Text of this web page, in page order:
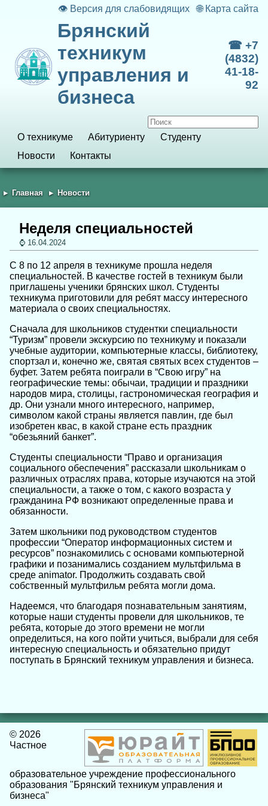
👁Версия для слабовидящих 🌐Карта сайта
Брянский
техникум
управления и
бизнеса
☎ +7
(4832)
41-18-
92
О техникуме Абитуриенту
Студенту
Новости
Контакты
Главная Новости
Неделя специальностей
16.04.2024
С 8 по 12 апреля в техникуме прошла неделя
специальностей. В качестве гостей в техникум были
приглашены ученики брянских школ. Студенты
техникума приготовили для ребят массу интересного
материала о своих специальностях.
Сначала для школьников студентки специальности
“Туризм” провели экскурсию по техникуму и показали
учебные аудитории, компьютерные классы, библиотеку,
спортзал и, конечно же, святая святых всех студентов –
буфет. Затем ребята поиграли в “Свою игру” на
географические темы: обычаи, традиции и праздники
народов мира, столицы, гастрономическая география и
др. Они узнали много интересного, например,
символом какой страны является павлин, где был
изобретен квас, в какой стране есть праздник
“обезьяний банкет”.
Студенты специальности “Право и организация
социального обеспечения” рассказали школьникам о
различных отраслях права, которые изучаются на этой
специальности, а также о том, с какого возраста у
гражданина РФ возникают определенные права и
обязанности.
Затем школьники под руководством студентов
профессии “Оператор информационных систем и
ресурсов” познакомились с основами компьютерной
графики и позанимались созданием мультфильма в
среде animator. Продолжить создавать свой
собственный мультфильм ребята могли дома.
Надеемся, что благодаря познавательным занятиям,
которые наши студенты провели для школьников, те
ребята, которые до этого времени не могли
определиться, на кого пойти учиться, выбрали для себя
интересную специальность и обязательно придут
поступать в Брянский техникум управления и бизнеса.
© 2026
Частное
образовательное учреждение профессионального
образования "Брянский техникум управления и
бизнеса"